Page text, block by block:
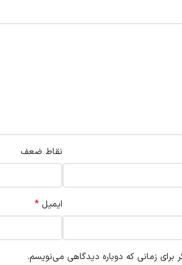
نقاط ضعف
ایمیل *
برای زمانی که دوباره دیدگاهی می‌نویسم.